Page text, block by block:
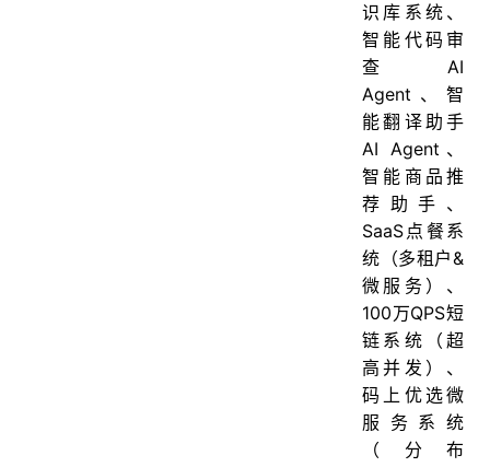
识库系统、
智能代码审
查AI
Agent、智
能翻译助手
AI Agent、
智能商品推
荐助手、
SaaS点餐系
统（多租户&
微服务）、
100万QPS短
链系统（超
高并发）、
码上优选微
服务系统
（分布